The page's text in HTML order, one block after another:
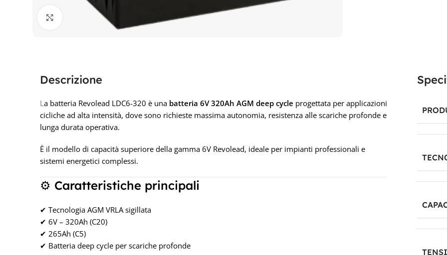
Clicca per ingrandire
Descrizione
La batteria Revolead LDC6-320 è una batteria 6V 320Ah AGM deep cycle progettata per applicazioni
cicliche ad alta intensità, dove sono richieste massima autonomia, resistenza alle scariche profonde e
lunga durata operativa.
È il modello di capacità superiore della gamma 6V Revolead, ideale per impianti professionali e
sistemi energetici complessi.
⚙️ Caratteristiche principali
✔ Tecnologia AGM VRLA sigillata
✔ 6V – 320Ah (C20)
✔ 265Ah (C5)
✔ Batteria deep cycle per scariche profonde